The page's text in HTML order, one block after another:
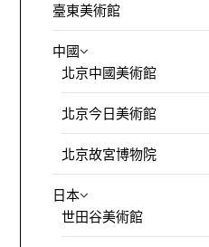
臺東美術館
中國
北京中國美術館
北京今日美術館
北京故宮博物院
日本
世田谷美術館